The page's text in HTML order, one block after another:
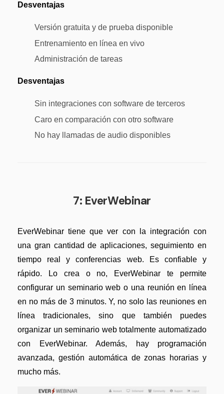
Desventajas
Versión gratuita y de prueba disponible
Entrenamiento en línea en vivo
Administración de tareas
Desventajas
Sin integraciones con software de terceros
Caro en comparación con otro software
No hay llamadas de audio disponibles
7: EverWebinar
EverWebinar tiene que ver con la integración con
una gran cantidad de aplicaciones, seguimiento en
tiempo real y conferencias web. Es confiable y
rápido. Lo crea o no, EverWebinar te permite
configurar un seminario web o una reunión en línea
en no más de 3 minutos. Y, no solo las reuniones en
línea tradicionales, sino que también puedes
organizar un seminario web totalmente automatizado
con EverWebinar. Además, hay programación
avanzada, gestión automática de zonas horarias y
mucho más.